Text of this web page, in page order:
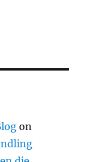
on